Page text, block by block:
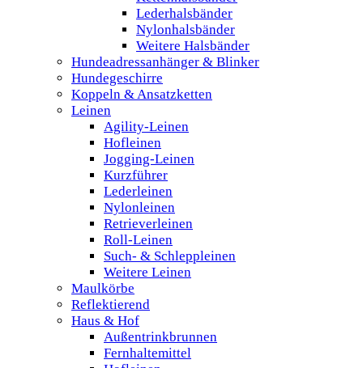
Lederhalsbänder
Nylonhalsbänder
Weitere Halsbänder
Hundeadressanhänger & Blinker
Hundegeschirre
Koppeln & Ansatzketten
Leinen
Agility-Leinen
Hofleinen
Jogging-Leinen
Kurzführer
Lederleinen
Nylonleinen
Retrieverleinen
Roll-Leinen
Such- & Schleppleinen
Weitere Leinen
Maulkörbe
Reflektierend
Haus & Hof
Außentrinkbrunnen
Fernhaltemittel